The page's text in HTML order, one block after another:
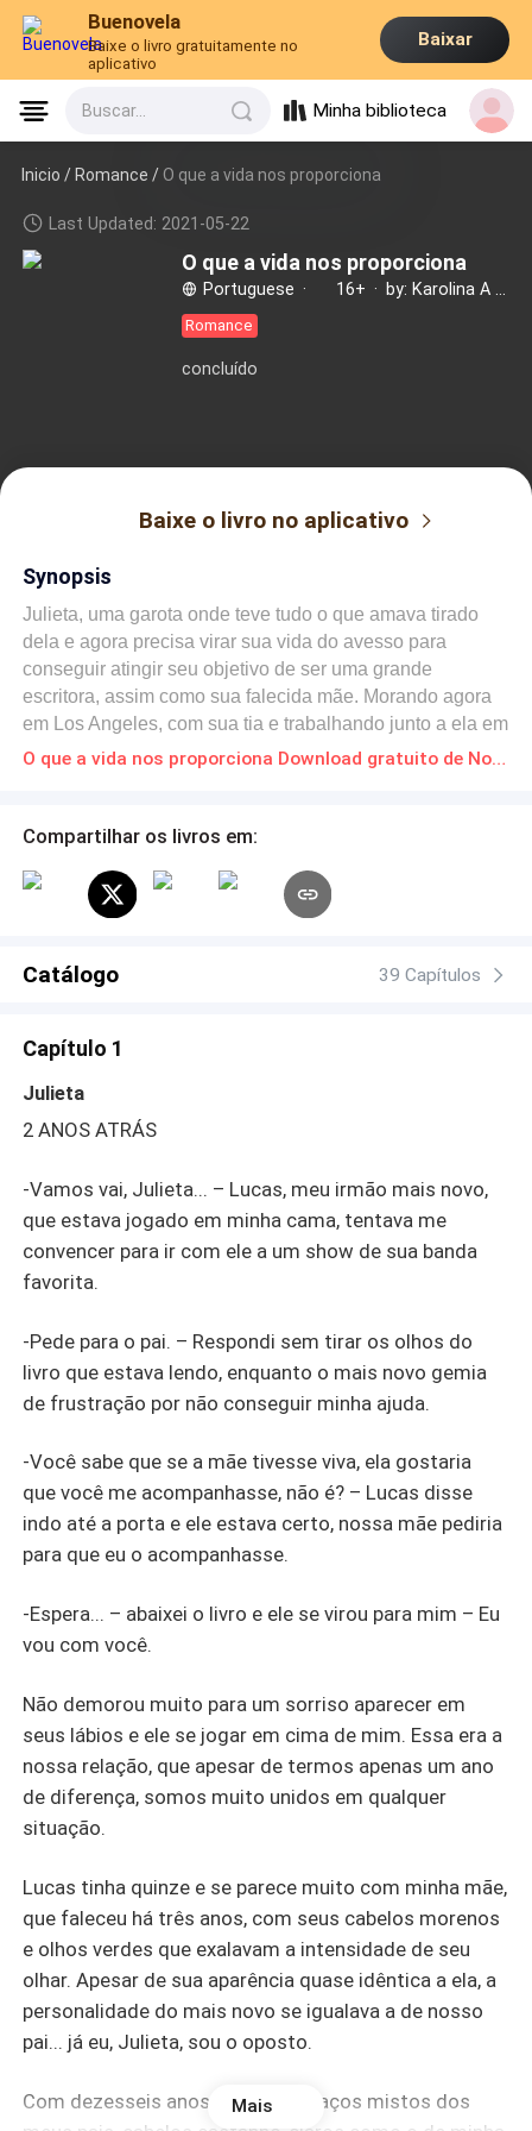
Buenovela
Baixe o livro gratuitamente no
aplicativo
Baixar
Buscar... Minha biblioteca
Inicio /Romance / O que a vida nos proporciona
Last Updated: 2021-05-22
O que a vida nos proporciona
Portuguese · 16+ ·
Romance
concluído
Baixe o livro no aplicativo
Synopsis
Julieta, uma garota onde teve tudo o que amava tirado
dela e agora precisa virar sua vida do avesso para
conseguir atingir seu objetivo de ser uma grande
escritora, assim como sua falecida mãe. Morando agora
em Los Angeles, com sua tia e trabalhando junto a ela em
uma gravadora renomada, ela tem que escrever um
banda ainda na época de colégio, eles conseguiram
agora seu único objetivo é espalhar as músicas da banda
para o mundo todo. Julieta precisa de ajuda para
assim a garota conseguisse escrever o trabalho
O que a vida nos proporciona Download gratuito de Novelas Online em PDF
Compartilhar os livros em:
Catálogo 39 Capítulos
Capítulo 1
Julieta
2 ANOS ATRÁS
-Vamos vai, Julieta... – Lucas, meu irmão mais novo,
que estava jogado em minha cama, tentava me
convencer para ir com ele a um show de sua banda
favorita.
-Pede para o pai. – Respondi sem tirar os olhos do
livro que estava lendo, enquanto o mais novo gemia
de frustração por não conseguir minha ajuda.
-Você sabe que se a mãe tivesse viva, ela gostaria
que você me acompanhasse, não é? – Lucas disse
indo até a porta e ele estava certo, nossa mãe pediria
para que eu o acompanhasse.
-Espera... – abaixei o livro e ele se virou para mim – Eu
vou com você.
Não demorou muito para um sorriso aparecer em
seus lábios e ele se jogar em cima de mim. Essa era a
nossa relação, que apesar de termos apenas um ano
de diferença, somos muito unidos em qualquer
situação.
Lucas tinha quinze e se parece muito com minha mãe,
que faleceu há três anos, com seus cabelos morenos
e olhos verdes que exalavam a intensidade de seu
olhar. Apesar de sua aparência quase idêntica a ela, a
personalidade do mais novo se igualava a de nosso
pai... já eu, Julieta, sou o oposto.
Com dezesseis anos, tenho os traços mistos dos
Mais